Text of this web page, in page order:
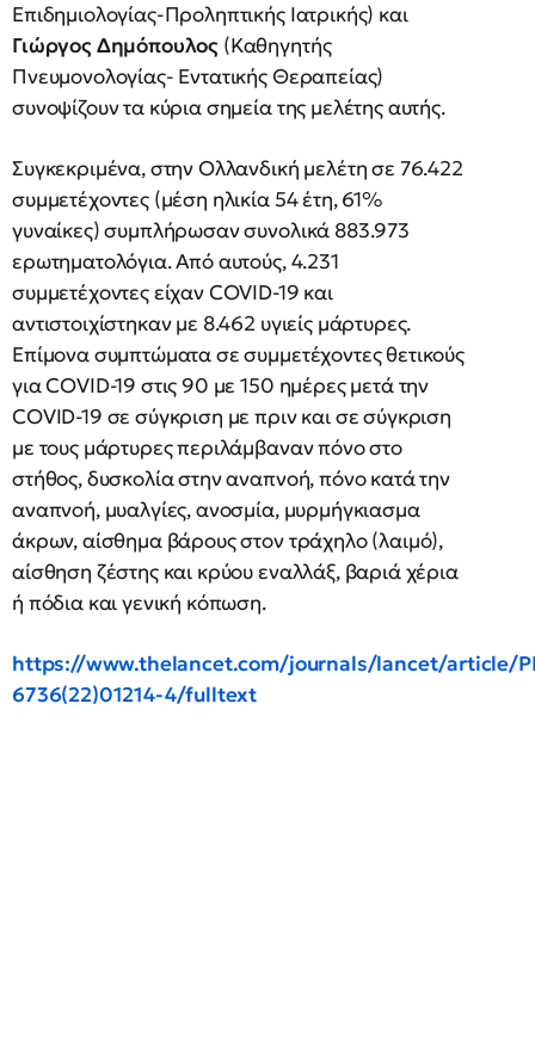
Επιδημιολογίας-Προληπτικής Ιατρικής) και
Γιώργος Δημόπουλος (Καθηγητής
Πνευμονολογίας- Εντατικής Θεραπείας)
συνοψίζουν τα κύρια σημεία της μελέτης αυτής.
Συγκεκριμένα, στην Ολλανδική μελέτη σε 76.422
συμμετέχοντες (μέση ηλικία 54 έτη, 61%
γυναίκες) συμπλήρωσαν συνολικά 883.973
ερωτηματολόγια. Από αυτούς, 4.231
συμμετέχοντες είχαν COVID-19 και
αντιστοιχίστηκαν με 8.462 υγιείς μάρτυρες.
Επίμονα συμπτώματα σε συμμετέχοντες θετικούς
για COVID-19 στις 90 με 150 ημέρες μετά την
COVID-19 σε σύγκριση με πριν και σε σύγκριση
με τους μάρτυρες περιλάμβαναν πόνο στο
στήθος, δυσκολία στην αναπνοή, πόνο κατά την
αναπνοή, μυαλγίες, ανοσμία, μυρμήγκιασμα
άκρων, αίσθημα βάρους στον τράχηλο (λαιμό),
αίσθηση ζέστης και κρύου εναλλάξ, βαριά χέρια
ή πόδια και γενική κόπωση.
https://www.thelancet.com/journals/lancet/article/
6736(22)01214-4/fulltext